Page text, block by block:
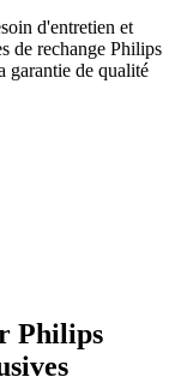
d'entretien et
de rechange Philips
garantie de qualité
Philips